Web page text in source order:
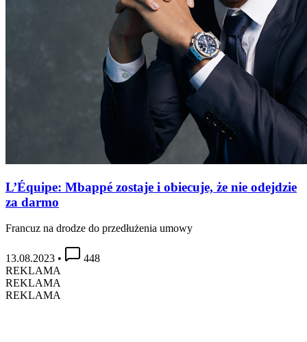
L’Équipe: Mbappé zostaje i obiecuje, że nie odejdzie
za darmo
Francuz na drodze do przedłużenia umowy
13.08.2023 •
448
REKLAMA
REKLAMA
REKLAMA